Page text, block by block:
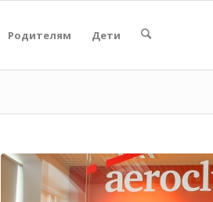
Родителям Дети